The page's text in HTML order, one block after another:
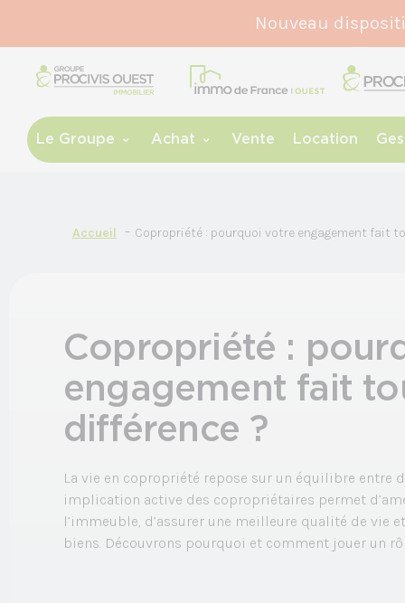
Le Groupe Achat Vente Location
Accueil Copropriété : pourquoi votre engagement fait
Copropriété :
engagement fait
différence ?
La vie en copropriété repose sur un équilibre entre
implication active des copropriétaires permet
l’immeuble, d’assurer une meilleure qualité de vie
biens. Découvrons pourquoi et comment jouer un
Nouveau